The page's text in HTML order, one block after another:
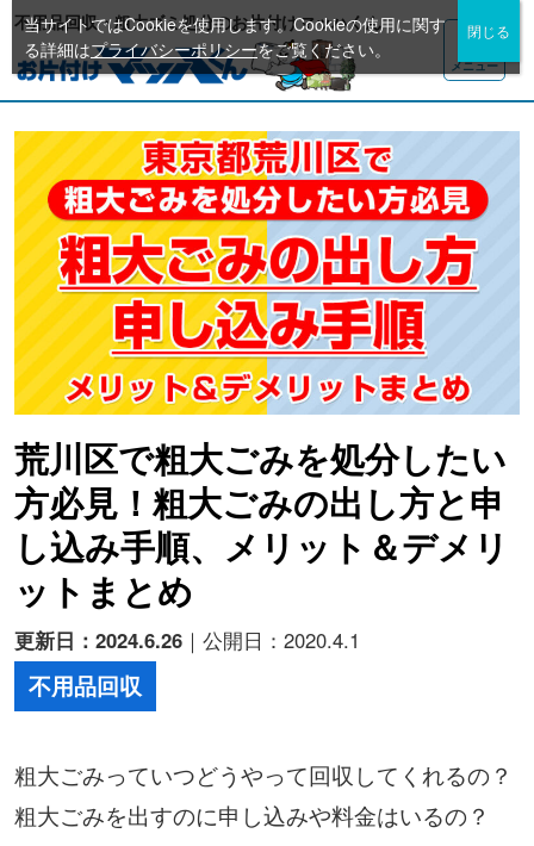
不用品回収・粗大ゴミ処分のお片付けマッハくん
メニュー
荒川区で粗大ごみを処分したい
方必見！粗大ごみの出し方と申
し込み手順、メリット＆デメリ
ットまとめ
更新日：2024.6.26｜公開日：2020.4.1
不用品回収
粗大ごみっていつどうやって回収してくれるの？
粗大ごみを出すのに申し込みや料金はいるの？
当サイトではCookieを使用します。Cookieの使用に関す
る詳細はプライバシーポリシーをご覧ください。